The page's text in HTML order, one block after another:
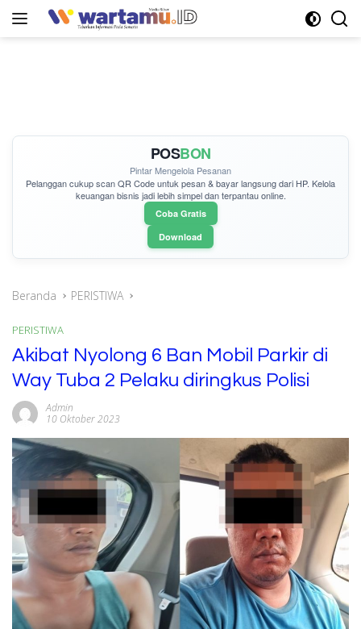
POSBON
Pintar Mengelola Pesanan
Pelanggan cukupscan QR Codeuntuk pesan & bayar langsung dari HP. Kelola
keuangan bisnis jadi lebih simpel dan terpantau online.
Coba Gratis
Download
Beranda PERISTIWA
PERISTIWA
Akibat Nyolong 6 Ban Mobil Parkir di
Way Tuba 2 Pelaku diringkus Polisi
Admin
10 Oktober 2023